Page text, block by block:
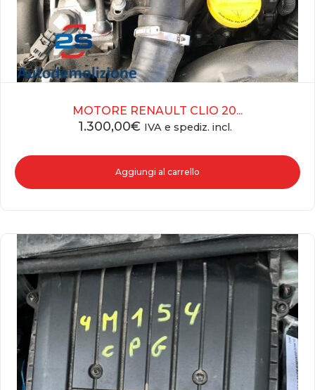
MOTORE RENAULT CLIO 20...
1.300,00€ IVA e spediz. incl.
Aggiungi al carrello